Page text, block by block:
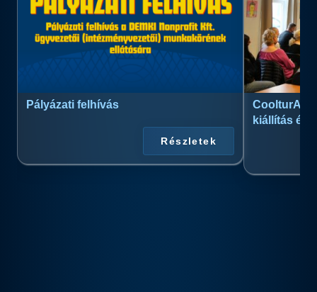
Pályázati felhívás
Részletek
kiállítás és